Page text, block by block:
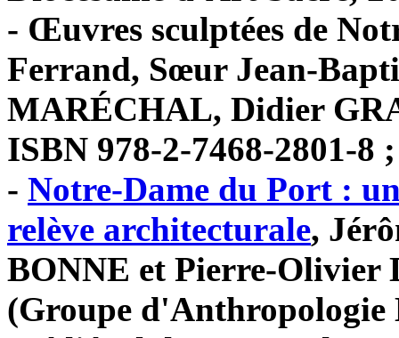
- Œuvres sculptées de
Ferrand, Sœur Jean-
MARÉCHAL, Didier
ISBN 978-2-7468-2801-8 ;
- Notre-Dame du Port :
relève architecturale,
BONNE et Pierre-
(Groupe